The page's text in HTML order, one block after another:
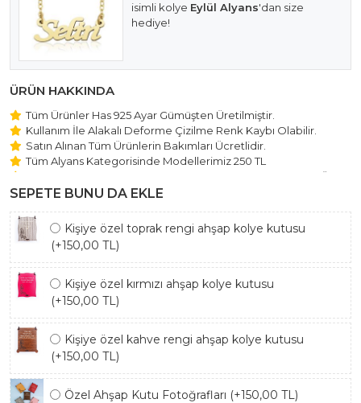
isimli kolye Eylül Alyans'dan size
hediye!
ÜRÜN HAKKINDA
Tüm Ürünler Has 925 Ayar Gümüşten Üretilmiştir.
Kullanım İle Alakalı Deforme Çizilme Renk Kaybı Olabilir.
Satın Alınan Tüm Ürünlerin Bakımları Ücretlidir.
Tüm Alyans Kategorisinde Modellerimiz 250 TL
Beştaş Tektaş Kolye ve Bileklik Modellerimiz 150 TL Sabit Ücret
ile Hareket Edilmektedir.
SEPETE BUNU DA EKLE
Kişiye özel toprak rengi ahşap kolye kutusu
(+150,00 TL)
Kişiye özel kırmızı ahşap kolye kutusu
(+150,00 TL)
Kişiye özel kahve rengi ahşap kolye kutusu
(+150,00 TL)
Özel Ahşap Kutu Fotoğrafları (+150,00 TL)